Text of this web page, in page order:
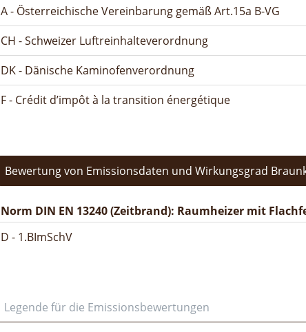
A - Österreichische Vereinbarung gemäß Art.15a B-VG
CH - Schweizer Luftreinhalteverordnung
DK - Dänische Kaminofenverordnung
F - Crédit d’impôt à la transition énergétique
Bewertung von Emissionsdaten und Wirkungsgrad
Norm DIN EN 13240 (Zeitbrand): Raumheizer mit
D - 1.BImSchV
Legende für die Emissionsbewertungen